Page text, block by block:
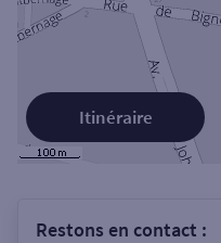
Itinéraire
Restons en contact :